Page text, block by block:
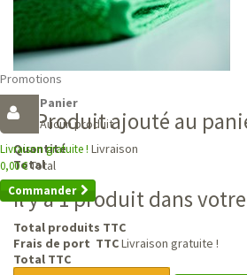
Promotions
Panier
Aucun produit
Livraison gratuite ! Livraison
0,00 €Total
Commander
Produit ajouté au
Quantité
Total
Il y a 1 produit dans
Total produits TTC
Frais de port TTCLivraison gratuite !
Total TTC